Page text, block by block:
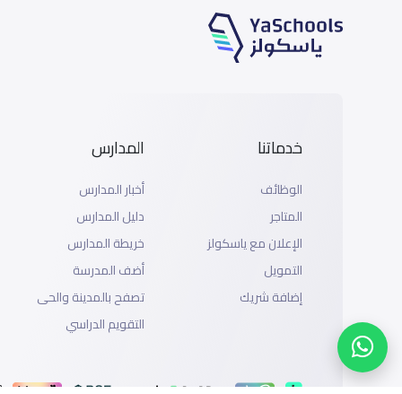
خدماتنا
الوظائف
المتاجر
الإعلان مع ياسكولز
التمويل
إضافة شريك
المدارس
أخبار المدارس
دليل المدارس
خريطة المدارس
أضف المدرسة
تصفح بالمدينة والحى
التقويم الدراسي